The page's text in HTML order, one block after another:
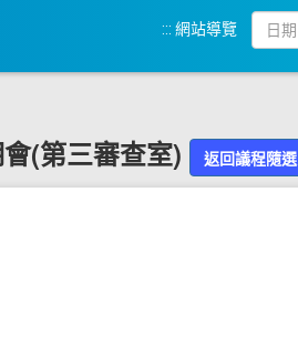
::: 網站導覽
(第三審查室) 返回議程隨選